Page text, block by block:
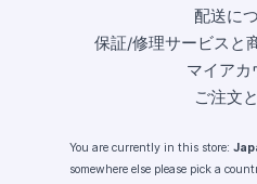
配送に
保証/修理サービスと
マイアカ
ご注文
You are currently in this store:
somewhere else please pick a